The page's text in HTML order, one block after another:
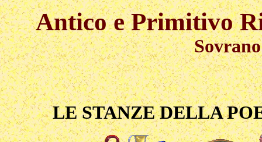
Antico e Primitivo
Sovrano
LE STANZE DELLA